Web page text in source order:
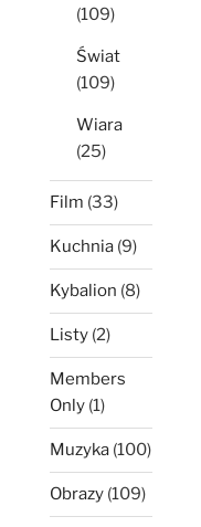
(109)
Świat
(109)
Wiara
(25)
Film (33)
Kuchnia (9)
Kybalion (8)
Listy (2)
Members
Only (1)
Muzyka (100)
Obrazy (109)